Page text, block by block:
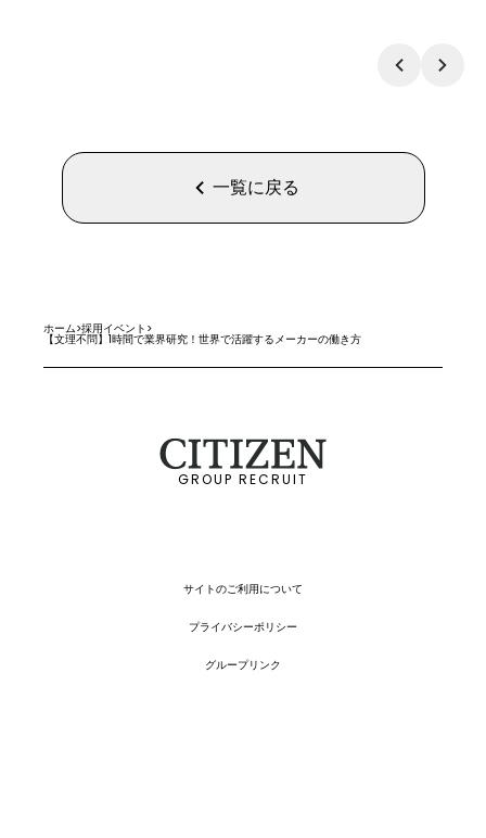
一覧に戻る
ホーム>採用イベント >
【文理不問】1時間で業界研究！世界で活躍するメーカーの働き方
GROUP RECRUIT
サイトのご利用について
プライバシーポリシー
グループリンク